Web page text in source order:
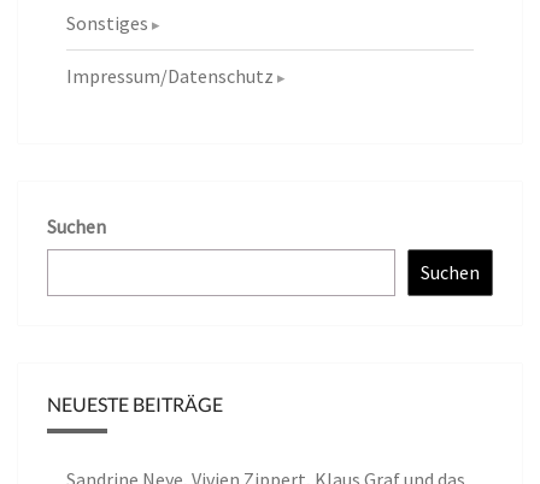
Sonstiges
Impressum/Datenschutz
Suchen
Suchen
NEUESTE BEITRÄGE